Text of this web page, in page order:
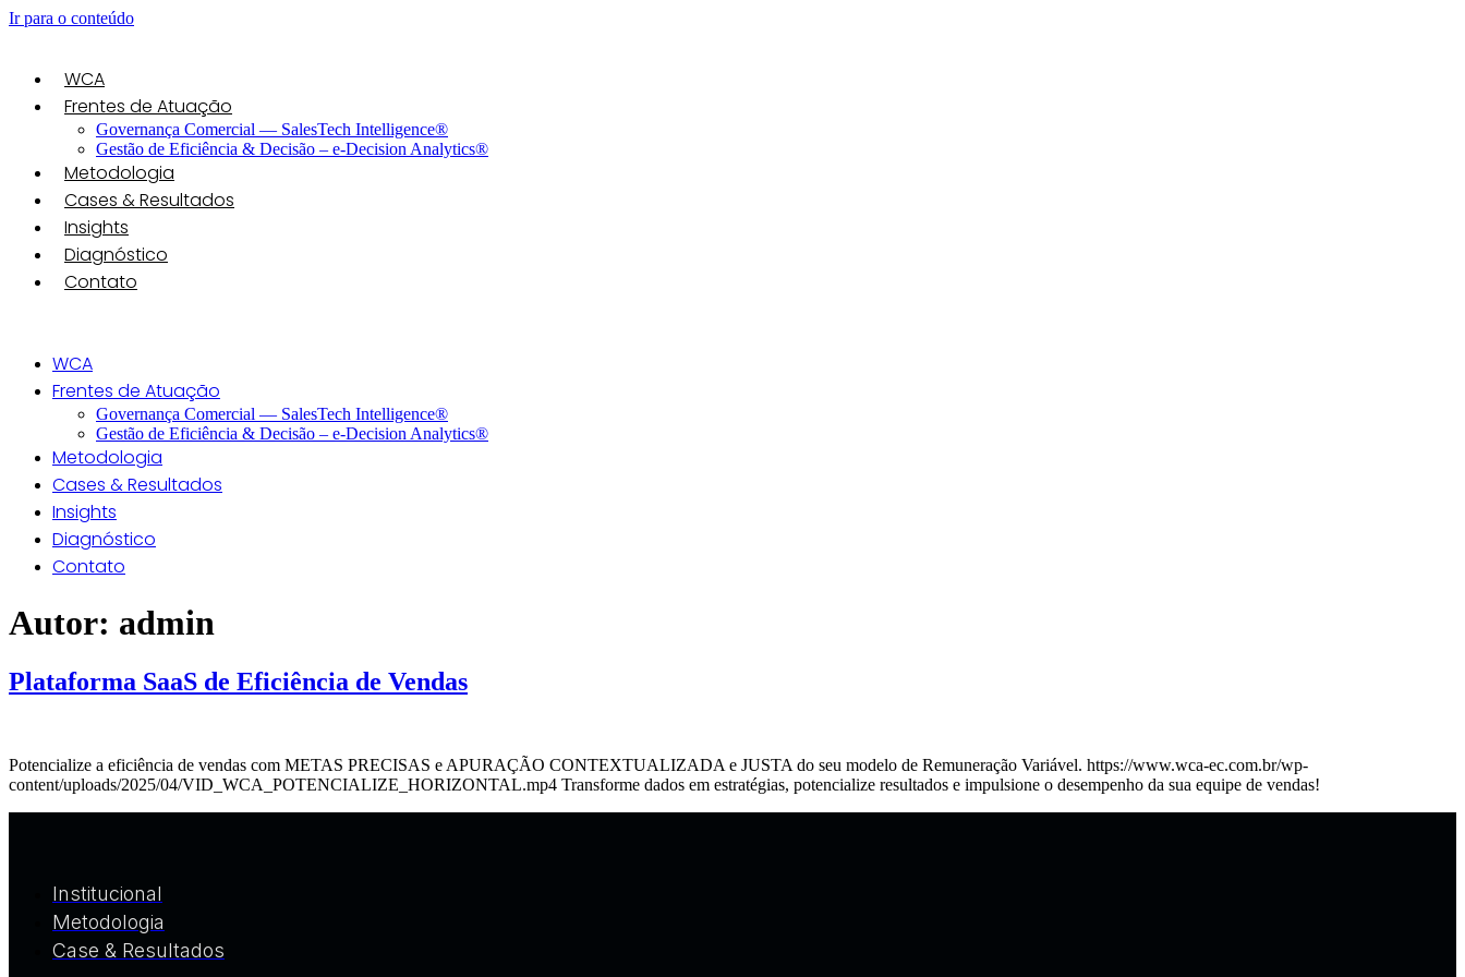
Ir para o conteúdo
WCA
Frentes de Atuação
Governança Comercial — SalesTech Intelligence®
Gestão de Eficiência & Decisão – e-Decision Analytics®
Metodologia
Cases & Resultados
Insights
Diagnóstico
Contato
WCA
Frentes de Atuação
Governança Comercial — SalesTech Intelligence®
Gestão de Eficiência & Decisão – e-Decision Analytics®
Metodologia
Cases & Resultados
Insights
Diagnóstico
Contato
Autor: admin
Plataforma SaaS de Eficiência de Vendas
Potencialize a eficiência de vendas com METAS PRECISAS e APURAÇÃO CONTEXTUALIZADA e JUSTA do seu modelo de Remuneração Variável. https://www.wca-ec.com.br/wp-
content/uploads/2025/04/VID_WCA_POTENCIALIZE_HORIZONTAL.mp4 Transforme dados em estratégias, potencialize resultados e impulsione o desempenho da sua equipe de vendas!
Institucional
Metodologia
Case & Resultados